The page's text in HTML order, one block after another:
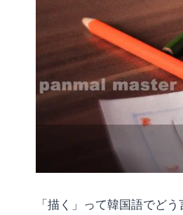
「描く」って韓国語でど